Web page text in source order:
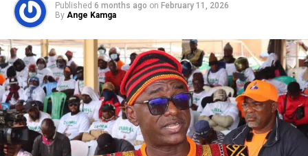
Published 6 months ago on February 11, 2026
By Ange Kamga